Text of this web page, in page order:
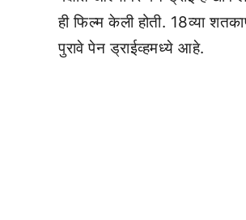
ही फिल्म केली होती. 18व्या
पुरावे पेन ड्राईव्हमध्ये आहे.